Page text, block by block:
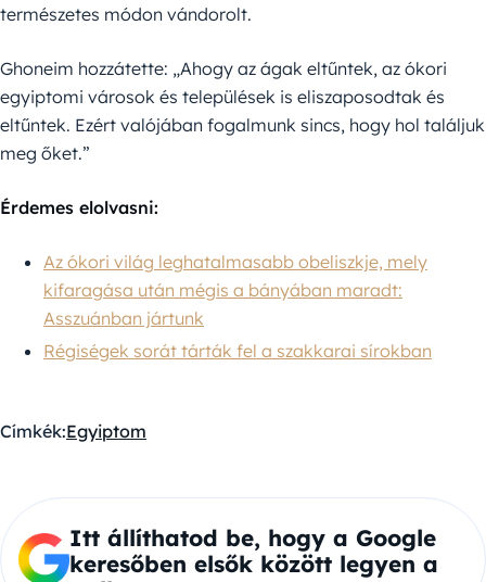
természetes módon vándorolt.
Ghoneim hozzátette: „Ahogy az ágak eltűntek, az ókori
egyiptomi városok és települések is eliszaposodtak és
eltűntek. Ezért valójában fogalmunk sincs, hogy hol találjuk
meg őket.”
Érdemes elolvasni:
Az ókori világ leghatalmasabb obeliszkje, mely
kifaragása után mégis a bányában maradt:
Asszuánban jártunk
Régiségek sorát tárták fel a szakkarai sírokban
Címkék:Egyiptom
Itt állíthatod be, hogy a Google
keresőben elsők között legyen a